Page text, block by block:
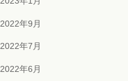
2022年9月
2022年7月
2022年6月